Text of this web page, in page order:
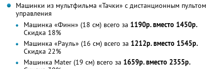
Машинки из мультфильма «Тачки» с дистанционным пультом
управления
Машинка «Финн» (18 см) всего за 1190р. вместо 1450р.
Скидка 18%
Машинка «Рауль» (16 см) всего за 1212р. вместо 1545р.
Скидка 22%
Машинка Mater (19 см) всего за 1659р. вместо 2355р.